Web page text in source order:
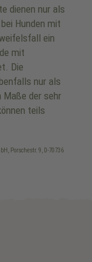
dienen nur als
Hunden mit
ein
mit
Die
nur als
der sehr
teils
Porschestr. 9, D-70736